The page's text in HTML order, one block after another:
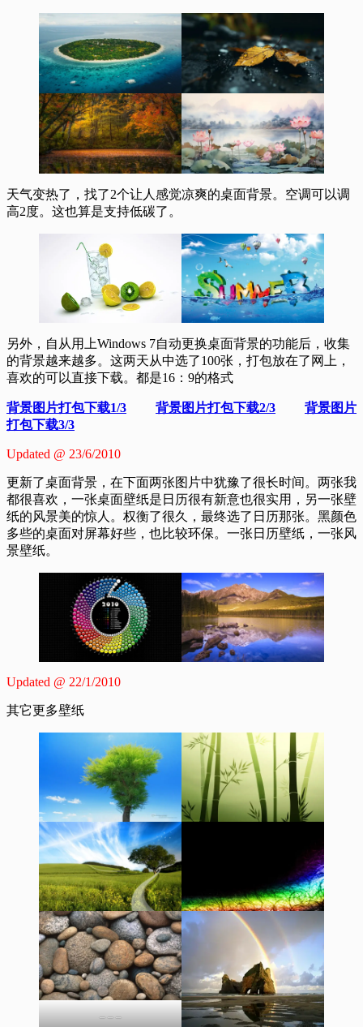
天气变热了，找了2个让人感觉凉爽的桌面背景。空调可以调
高2度。这也算是支持低碳了。
另外，自从用上Windows 7自动更换桌面背景的功能后，收集
的背景越来越多。这两天从中选了100张，打包放在了网上，
喜欢的可以直接下载。都是16：9的格式
背景图片打包下载1/3 背景图片打包下载2/3
背景图片
打包下载3/3
Updated @ 23/6/2010
更新了桌面背景，在下面两张图片中犹豫了很长时间。两张我
都很喜欢，一张桌面壁纸是日历很有新意也很实用，另一张壁
纸的风景美的惊人。权衡了很久，最终选了日历那张。黑颜色
多些的桌面对屏幕好些，也比较环保。一张日历壁纸，一张风
景壁纸。
Updated @ 22/1/2010
其它更多壁纸
– – –